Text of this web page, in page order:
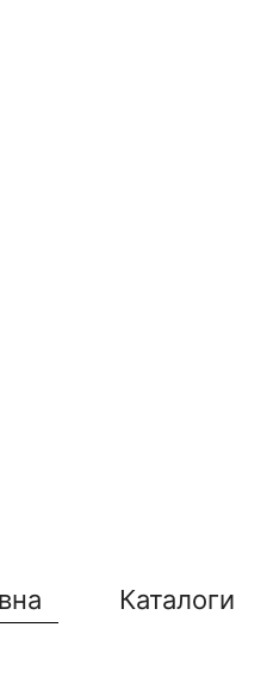
Каталоги